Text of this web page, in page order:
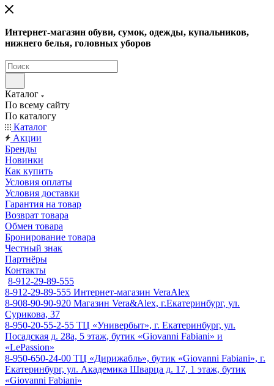
Интернет-магазин обуви, сумок, одежды, купальников,
нижнего белья, головных уборов
Каталог
По всему сайту
По каталогу
Каталог
Акции
Бренды
Новинки
Как купить
Условия оплаты
Условия доставки
Гарантия на товар
Возврат товара
Обмен товара
Бронирование товара
Честный знак
Партнёры
Контакты
8-912-29-89-555
8-912-29-89-555 Интернет-магазин VeraAlex
8-908-90-90-920 Магазин Vera&Alex, г.Екатеринбург, ул.
Сурикова, 37
8-950-20-55-2-55 ТЦ «Универбыт», г. Екатеринбург, ул.
Посадская д. 28а, 5 этаж, бутик «Giovanni Fabiani» и
«LePassion»
8-950-650-24-00 ТЦ «Дирижабль», бутик «Giovanni Fabiani», г.
Екатеринбург, ул. Академика Шварца д. 17, 1 этаж, бутик
«Giovanni Fabiani»